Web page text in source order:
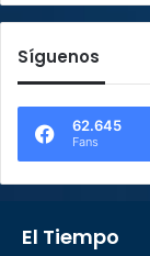
Síguenos
62.645
Fans
El Tiempo